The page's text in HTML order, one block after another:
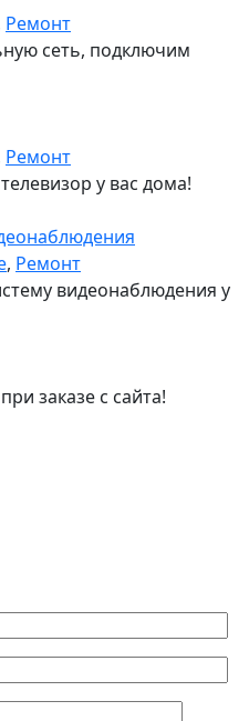
Ремонт
сеть, подключим
Ремонт
у вас дома!
, Ремонт
видеонаблюдения у
при заказе с сайта!